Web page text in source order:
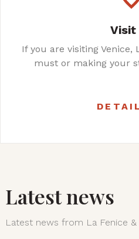
Visit
If you are visiting Venice,
must or making your
Latest news
Latest news from La Fenice &